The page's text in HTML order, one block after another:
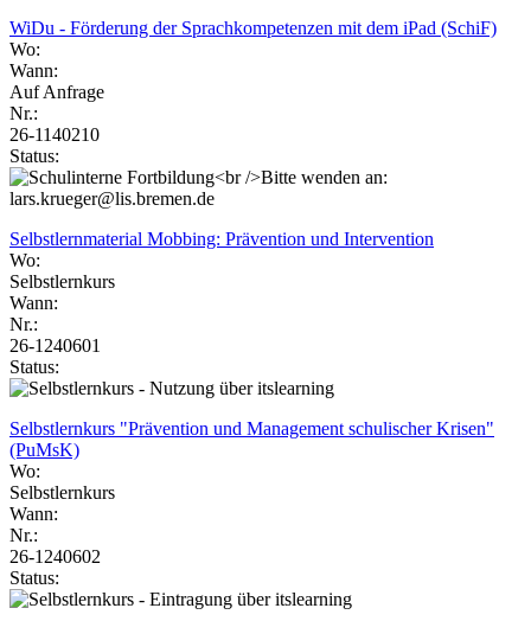
WiDu - Förderung der Sprachkompetenzen mit dem iPad (SchiF)
Wo:
Wann:
Auf Anfrage
Nr.:
26-1140210
Status:
Selbstlernmaterial Mobbing: Prävention und Intervention
Wo:
Selbstlernkurs
Wann:
Nr.:
26-1240601
Status:
Selbstlernkurs "Prävention und Management schulischer Krisen"
(PuMsK)
Wo:
Selbstlernkurs
Wann:
Nr.:
26-1240602
Status: